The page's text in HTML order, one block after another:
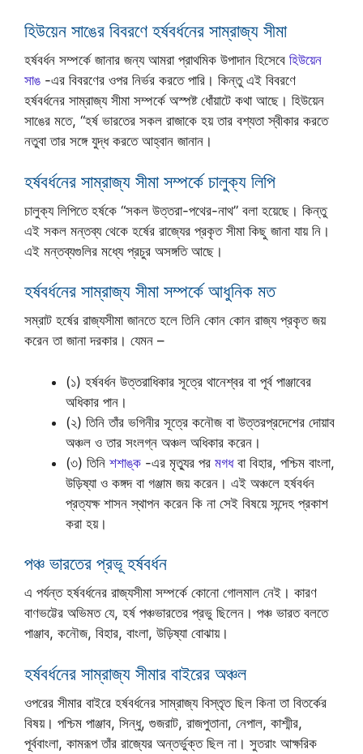
হিউয়েন সাঙের বিবরণে হর্ষবর্ধনের সাম্রাজ্য সীমা
হর্ষবর্ধন সম্পর্কে জানার জন্য আমরা প্রাথমিক উপাদান হিসেবে হিউয়েন
সাঙ -এর বিবরণের ওপর নির্ভর করতে পারি। কিন্তু এই বিবরণে
হর্ষবর্ধনের সাম্রাজ্য সীমা সম্পর্কে অস্পষ্ট ধোঁয়াটে কথা আছে। হিউয়েন
সাঙের মতে, “হর্ষ ভারতের সকল রাজাকে হয় তার বশ্যতা স্বীকার করতে
নতুবা তার সঙ্গে যুদ্ধ করতে আহ্বান জানান।
হর্ষবর্ধনের সাম্রাজ্য সীমা সম্পর্কে চালুক্য লিপি
চালুক্য লিপিতে হর্ষকে “সকল উত্তরা-পথের-নাথ” বলা হয়েছে। কিন্তু
এই সকল মন্তব্য থেকে হর্ষের রাজ্যের প্রকৃত সীমা কিছু জানা যায় নি।
এই মন্তব্যগুলির মধ্যে প্রচুর অসঙ্গতি আছে।
হর্ষবর্ধনের সাম্রাজ্য সীমা সম্পর্কে আধুনিক মত
সম্রাট হর্ষের রাজ্যসীমা জানতে হলে তিনি কোন কোন রাজ্য প্রকৃত জয়
করেন তা জানা দরকার। যেমন –
(১) হর্ষবর্ধন উত্তরাধিকার সূত্রে থানেশ্বর বা পূর্ব পাঞ্জাবের
অধিকার পান।
(২) তিনি তাঁর ভগিনীর সূত্রে কনৌজ বা উত্তরপ্রদেশের দোয়াব
অঞ্চল ও তার সংলগ্ন অঞ্চল অধিকার করেন।
(৩) তিনি শশাঙ্ক -এর মৃত্যুর পর মগধবা বিহার, পশ্চিম বাংলা,
উড়িষ্যা ও কঙ্গদ বা গঞ্জাম জয় করেন। এই অঞ্চলে হর্ষবর্ধন
প্রত্যক্ষ শাসন স্থাপন করেন কি না সেই বিষয়ে সন্দেহ প্রকাশ
করা হয়।
পঞ্চ ভারতের প্রভূ হর্ষবর্ধন
এ পর্যন্ত হর্ষবর্ধনের রাজ্যসীমা সম্পর্কে কোনো গোলমাল নেই। কারণ
বাণভট্টের অভিমত যে, হর্ষ পঞ্চভারতের প্রভু ছিলেন। পঞ্চ ভারত বলতে
পাঞ্জাব, কনৌজ, বিহার, বাংলা, উড়িষ্যা বোঝায়।
হর্ষবর্ধনের সাম্রাজ্য সীমার বাইরের অঞ্চল
ওপরের সীমার বাইরে হর্ষবর্ধনের সাম্রাজ্য বিস্তৃত ছিল কিনা তা বিতর্কের
বিষয়। পশ্চিম পাঞ্জাব, সিন্ধু, গুজরাট, রাজপুতানা, নেপাল, কাশ্মীর,
পূর্ববাংলা, কামরূপ তাঁর রাজ্যের অন্তর্ভুক্ত ছিল না। সুতরাং আক্ষরিক